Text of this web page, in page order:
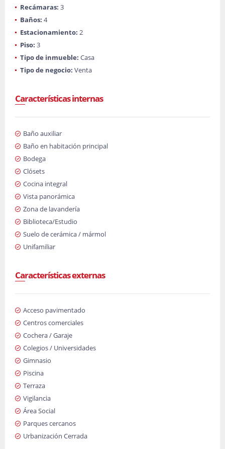
Recámaras: 3
Baños: 4
Estacionamiento: 2
Piso: 3
Tipo de inmueble: Casa
Tipo de negocio: Venta
Características internas
Baño auxiliar
Baño en habitación principal
Bodega
Clósets
Cocina integral
Vista panorámica
Zona de lavandería
Biblioteca/Estudio
Suelo de cerámica / mármol
Unifamiliar
Características externas
Acceso pavimentado
Centros comerciales
Cochera / Garaje
Colegios / Universidades
Gimnasio
Piscina
Terraza
Vigilancia
Área Social
Parques cercanos
Urbanización Cerrada